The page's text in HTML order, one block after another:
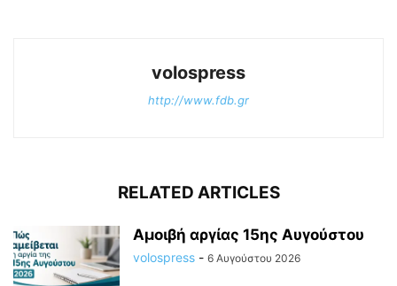
volospress
http://www.fdb.gr
RELATED ARTICLES
Αμοιβή αργίας 15ης Αυγούστου
volospress - 6 Αυγούστου 2026